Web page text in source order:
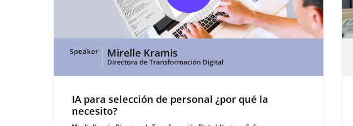
IA para selección de personal ¿por qué la
necesito?